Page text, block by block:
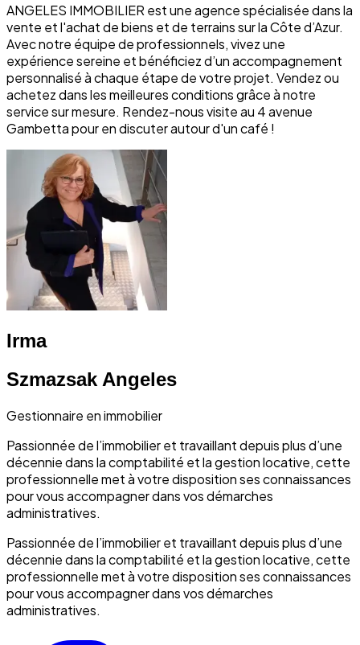
ANGELES IMMOBILIER est une agence spécialisée dans la
vente et l'achat de biens et de terrains sur la Côte d’Azur.
Avec notre équipe de professionnels, vivez une
expérience sereine et bénéficiez d’un accompagnement
personnalisé à chaque étape de votre projet. Vendez ou
achetez dans les meilleures conditions grâce à notre
service sur mesure. Rendez-nous visite au 4 avenue
Gambetta pour en discuter autour d'un café !
Irma
Szmazsak Angeles
Gestionnaire en immobilier
Passionnée de l’immobilier et travaillant depuis plus d’une
décennie dans la comptabilité et la gestion locative, cette
professionnelle met à votre disposition ses connaissances
pour vous accompagner dans vos démarches
administratives.
Passionnée de l’immobilier et travaillant depuis plus d’une
décennie dans la comptabilité et la gestion locative, cette
professionnelle met à votre disposition ses connaissances
pour vous accompagner dans vos démarches
administratives.